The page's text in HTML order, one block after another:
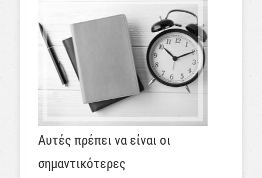
Αυτές πρέπει να είναι οι
σημαντικότερες